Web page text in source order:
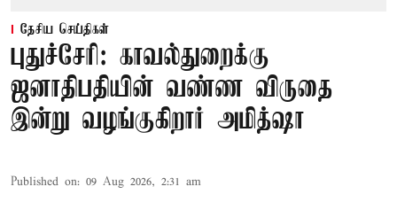
தேசிய செய்திகள்
புதுச்சேரி: காவல்துறைக்கு
ஜனாதிபதியின் வண்ண விருதை
இன்று வழங்குகிறார் அமித்ஷா
Published on: 09 Aug 2026, 2:31 am